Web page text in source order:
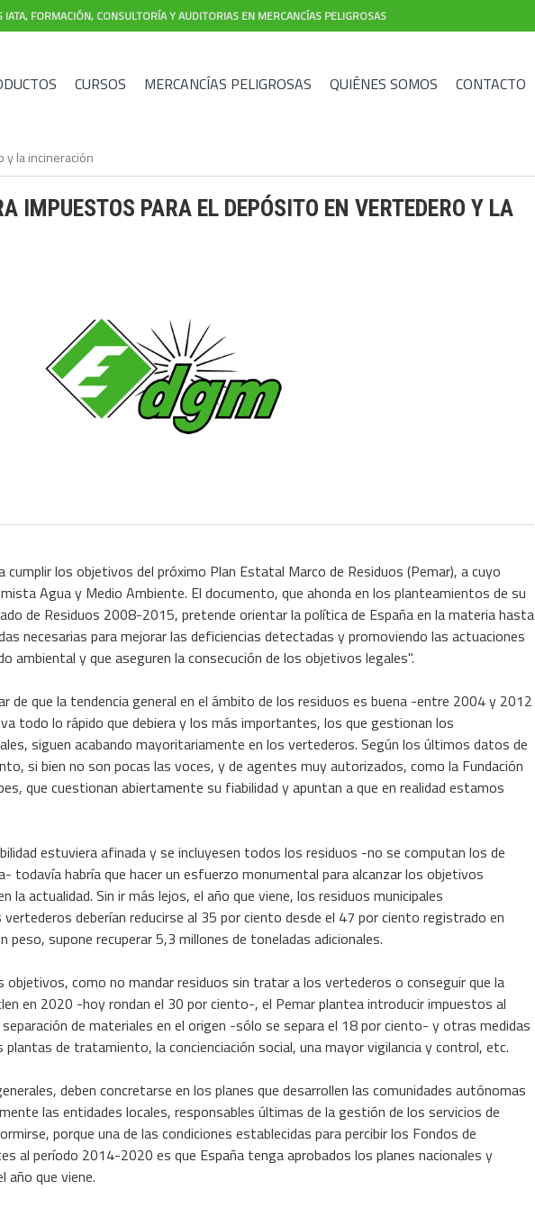
IATA, FORMACIÓN, CONSULTORÍA Y AUDITORIAS EN MERCANCÍAS PELIGROSAS
CURSOS MERCANCÍAS PELIGROSAS QUIÉNES SOMOS CONTACTO
y la incineración
IMPUESTOS PARA EL DEPÓSITO EN VERTEDERO Y LA
cumplir los objetivos del próximo Plan Estatal Marco de Residuos (Pemar), a cuyo
Agua y Medio Ambiente. El documento, que ahonda en los planteamientos de su
de Residuos 2008-2015, pretende orientar la política de España en la materia hasta
necesarias para mejorar las deficiencias detectadas y promoviendo las actuaciones
ambiental y que aseguren la consecución de los objetivos legales".
de que la tendencia general en el ámbito de los residuos es buena -entre 2004 y 2012
todo lo rápido que debiera y los más importantes, los que gestionan los
siguen acabando mayoritariamente en los vertederos. Según los últimos datos de
si bien no son pocas las voces, y de agentes muy autorizados, como la Fundación
que cuestionan abiertamente su fiabilidad y apuntan a que en realidad estamos
estuviera afinada y se incluyesen todos los residuos -no se computan los de
todavía habría que hacer un esfuerzo monumental para alcanzar los objetivos
la actualidad. Sin ir más lejos, el año que viene, los residuos municipales
deberían reducirse al 35 por ciento desde el 47 por ciento registrado en
supone recuperar 5,3 millones de toneladas adicionales.
como no mandar residuos sin tratar a los vertederos o conseguir que la
en 2020 -hoy rondan el 30 por ciento-, el Pemar plantea introducir impuestos al
de materiales en el origen -sólo se separa el 18 por ciento- y otras medidas
plantas de tratamiento, la concienciación social, una mayor vigilancia y control, etc.
deben concretarse en los planes que desarrollen las comunidades autónomas
las entidades locales, responsables últimas de la gestión de los servicios de
porque una de las condiciones establecidas para percibir los Fondos de
al período 2014-2020 es que España tenga aprobados los planes nacionales y
año que viene.